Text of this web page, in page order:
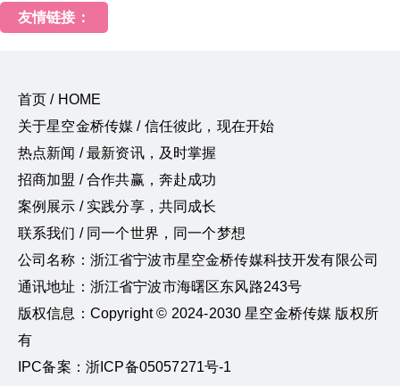
友情链接：
首页 / HOME
关于星空金桥传媒 / 信任彼此，现在开始
热点新闻 / 最新资讯，及时掌握
招商加盟 / 合作共赢，奔赴成功
案例展示 / 实践分享，共同成长
联系我们 / 同一个世界，同一个梦想
公司名称：浙江省宁波市星空金桥传媒科技开发有限公司
通讯地址：浙江省宁波市海曙区东风路243号
版权信息：Copyright © 2024-2030 星空金桥传媒 版权所
有
IPC备案：浙ICP备05057271号-1